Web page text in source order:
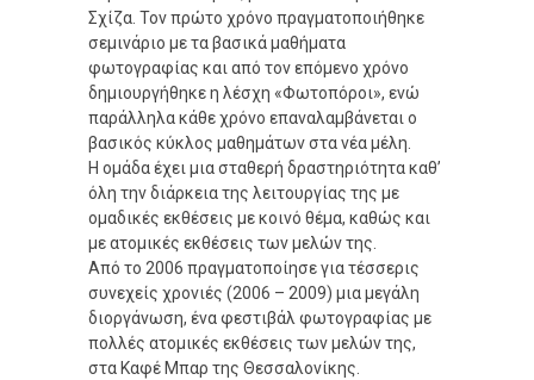
Σχίζα. Τον πρώτο χρόνο πραγματοποιήθηκε
σεμινάριο με τα βασικά μαθήματα
φωτογραφίας και από τον επόμενο χρόνο
δημιουργήθηκε η λέσχη «Φωτοπόροι», ενώ
παράλληλα κάθε χρόνο επαναλαμβάνεται ο
βασικός κύκλος μαθημάτων στα νέα μέλη.
Η ομάδα έχει μια σταθερή δραστηριότητα καθ’
όλη την διάρκεια της λειτουργίας της με
ομαδικές εκθέσεις με κοινό θέμα, καθώς και
με ατομικές εκθέσεις των μελών της.
Από το 2006 πραγματοποίησε για τέσσερις
συνεχείς χρονιές (2006 – 2009) μια μεγάλη
διοργάνωση, ένα φεστιβάλ φωτογραφίας με
πολλές ατομικές εκθέσεις των μελών της,
στα Καφέ Μπαρ της Θεσσαλονίκης.